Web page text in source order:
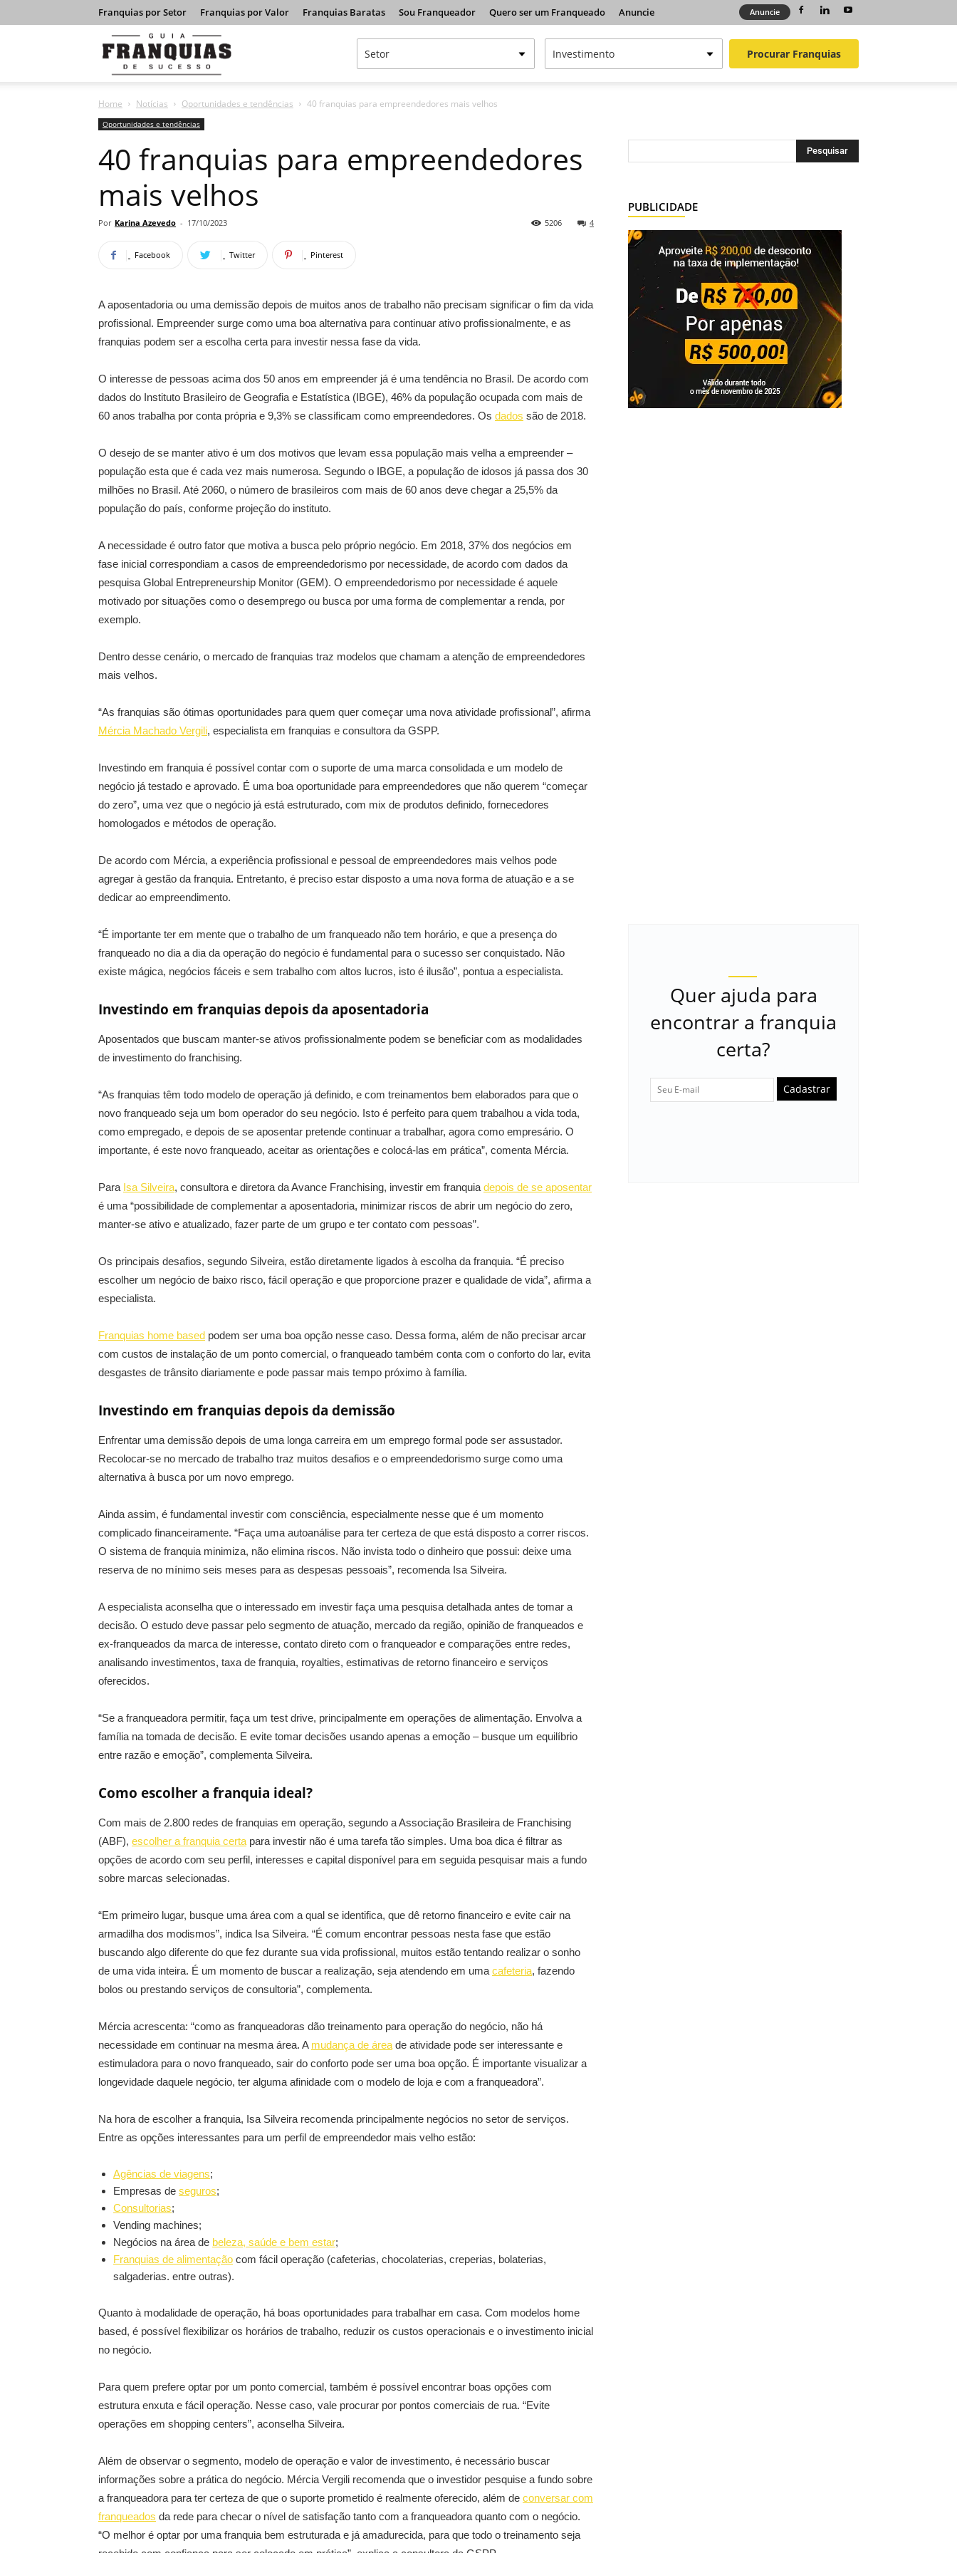
Franquias por Setor Franquias por Valor Franquias Baratas Sou Franqueador Quero ser um Franqueado Anuncie Anuncie
Franquias
de
Procurar Franquias
Home Notícias Oportunidades e tendências 40 franquias para empreendedores mais velhos
Oportunidades e tendências
40 franquias para empreendedores
mais velhos
Por Karina Azevedo - 17/10/2023 4
5206
Facebook Twitter Pinterest
A aposentadoria ou uma demissão depois de muitos anos de trabalho não precisam significar o fim da vida
profissional. Empreender surge como uma boa alternativa para continuar ativo profissionalmente, e as
franquias podem ser a escolha certa para investir nessa fase da vida.
O interesse de pessoas acima dos 50 anos em empreender já é uma tendência no Brasil. De acordo com
dados do Instituto Brasileiro de Geografia e Estatística (IBGE), 46% da população ocupada com mais de
60 anos trabalha por conta própria e 9,3% se classificam como empreendedores. Os dados são de 2018.
O desejo de se manter ativo é um dos motivos que levam essa população mais velha a empreender –
população esta que é cada vez mais numerosa. Segundo o IBGE, a população de idosos já passa dos 30
milhões no Brasil. Até 2060, o número de brasileiros com mais de 60 anos deve chegar a 25,5% da
população do país, conforme projeção do instituto.
A necessidade é outro fator que motiva a busca pelo próprio negócio. Em 2018, 37% dos negócios em
fase inicial correspondiam a casos de empreendedorismo por necessidade, de acordo com dados da
pesquisa Global Entrepreneurship Monitor (GEM). O empreendedorismo por necessidade é aquele
motivado por situações como o desemprego ou busca por uma forma de complementar a renda, por
exemplo.
Dentro desse cenário, o mercado de franquias traz modelos que chamam a atenção de empreendedores
mais velhos.
“As franquias são ótimas oportunidades para quem quer começar uma nova atividade profissional”, afirma
Mércia Machado Vergili, especialista em franquias e consultora da GSPP.
Investindo em franquia é possível contar com o suporte de uma marca consolidada e um modelo de
negócio já testado e aprovado. É uma boa oportunidade para empreendedores que não querem “começar
do zero”, uma vez que o negócio já está estruturado, com mix de produtos definido, fornecedores
homologados e métodos de operação.
De acordo com Mércia, a experiência profissional e pessoal de empreendedores mais velhos pode
agregar à gestão da franquia. Entretanto, é preciso estar disposto a uma nova forma de atuação e a se
dedicar ao empreendimento.
“É importante ter em mente que o trabalho de um franqueado não tem horário, e que a presença do
franqueado no dia a dia da operação do negócio é fundamental para o sucesso ser conquistado. Não
existe mágica, negócios fáceis e sem trabalho com altos lucros, isto é ilusão”, pontua a especialista.
Investindo em franquias depois da aposentadoria
Aposentados que buscam manter-se ativos profissionalmente podem se beneficiar com as modalidades
de investimento do franchising.
“As franquias têm todo modelo de operação já definido, e com treinamentos bem elaborados para que o
novo franqueado seja um bom operador do seu negócio. Isto é perfeito para quem trabalhou a vida toda,
como empregado, e depois de se aposentar pretende continuar a trabalhar, agora como empresário. O
importante, é este novo franqueado, aceitar as orientações e colocá-las em prática”, comenta Mércia.
Para Isa Silveira, consultora e diretora da Avance Franchising, investir em franquia depois de se aposentar
é uma “possibilidade de complementar a aposentadoria, minimizar riscos de abrir um negócio do zero,
manter-se ativo e atualizado, fazer parte de um grupo e ter contato com pessoas”.
Os principais desafios, segundo Silveira, estão diretamente ligados à escolha da franquia. “É preciso
escolher um negócio de baixo risco, fácil operação e que proporcione prazer e qualidade de vida”, afirma a
especialista.
Franquias home based podem ser uma boa opção nesse caso. Dessa forma, além de não precisar arcar
com custos de instalação de um ponto comercial, o franqueado também conta com o conforto do lar, evita
desgastes de trânsito diariamente e pode passar mais tempo próximo à família.
Investindo em franquias depois da demissão
Enfrentar uma demissão depois de uma longa carreira em um emprego formal pode ser assustador.
Recolocar-se no mercado de trabalho traz muitos desafios e o empreendedorismo surge como uma
alternativa à busca por um novo emprego.
Ainda assim, é fundamental investir com consciência, especialmente nesse que é um momento
complicado financeiramente. “Faça uma autoanálise para ter certeza de que está disposto a correr riscos.
O sistema de franquia minimiza, não elimina riscos. Não invista todo o dinheiro que possui: deixe uma
reserva de no mínimo seis meses para as despesas pessoais”, recomenda Isa Silveira.
A especialista aconselha que o interessado em investir faça uma pesquisa detalhada antes de tomar a
decisão. O estudo deve passar pelo segmento de atuação, mercado da região, opinião de franqueados e
ex-franqueados da marca de interesse, contato direto com o franqueador e comparações entre redes,
analisando investimentos, taxa de franquia, royalties, estimativas de retorno financeiro e serviços
oferecidos.
“Se a franqueadora permitir, faça um test drive, principalmente em operações de alimentação. Envolva a
família na tomada de decisão. E evite tomar decisões usando apenas a emoção – busque um equilíbrio
entre razão e emoção”, complementa Silveira.
Como escolher a franquia ideal?
Com mais de 2.800 redes de franquias em operação, segundo a Associação Brasileira de Franchising
(ABF), escolher a franquia certa para investir não é uma tarefa tão simples. Uma boa dica é filtrar as
opções de acordo com seu perfil, interesses e capital disponível para em seguida pesquisar mais a fundo
sobre marcas selecionadas.
“Em primeiro lugar, busque uma área com a qual se identifica, que dê retorno financeiro e evite cair na
armadilha dos modismos”, indica Isa Silveira. “É comum encontrar pessoas nesta fase que estão
buscando algo diferente do que fez durante sua vida profissional, muitos estão tentando realizar o sonho
de uma vida inteira. É um momento de buscar a realização, seja atendendo em uma cafeteria, fazendo
bolos ou prestando serviços de consultoria”, complementa.
Mércia acrescenta: “como as franqueadoras dão treinamento para operação do negócio, não há
necessidade em continuar na mesma área. A mudança de área de atividade pode ser interessante e
estimuladora para o novo franqueado, sair do conforto pode ser uma boa opção. É importante visualizar a
longevidade daquele negócio, ter alguma afinidade com o modelo de loja e com a franqueadora”.
Na hora de escolher a franquia, Isa Silveira recomenda principalmente negócios no setor de serviços.
Entre as opções interessantes para um perfil de empreendedor mais velho estão:
Agências de viagens;
Empresas de seguros;
Consultorias;
Vending machines;
Negócios na área de beleza, saúde e bem estar;
Franquias de alimentação com fácil operação (cafeterias, chocolaterias, creperias, bolaterias,
salgaderias. entre outras).
Quanto à modalidade de operação, há boas oportunidades para trabalhar em casa. Com modelos home
based, é possível flexibilizar os horários de trabalho, reduzir os custos operacionais e o investimento inicial
no negócio.
Para quem prefere optar por um ponto comercial, também é possível encontrar boas opções com
estrutura enxuta e fácil operação. Nesse caso, vale procurar por pontos comerciais de rua. “Evite
operações em shopping centers”, aconselha Silveira.
Além de observar o segmento, modelo de operação e valor de investimento, é necessário buscar
informações sobre a prática do negócio. Mércia Vergili recomenda que o investidor pesquise a fundo sobre
a franqueadora para ter certeza de que o suporte prometido é realmente oferecido, além de conversar com
franqueados da rede para checar o nível de satisfação tanto com a franqueadora quanto com o negócio.
“O melhor é optar por uma franquia bem estruturada e já amadurecida, para que todo o treinamento seja
PUBLICIDADE
Quer ajuda para
encontrar a franquia
certa?
Cadastrar